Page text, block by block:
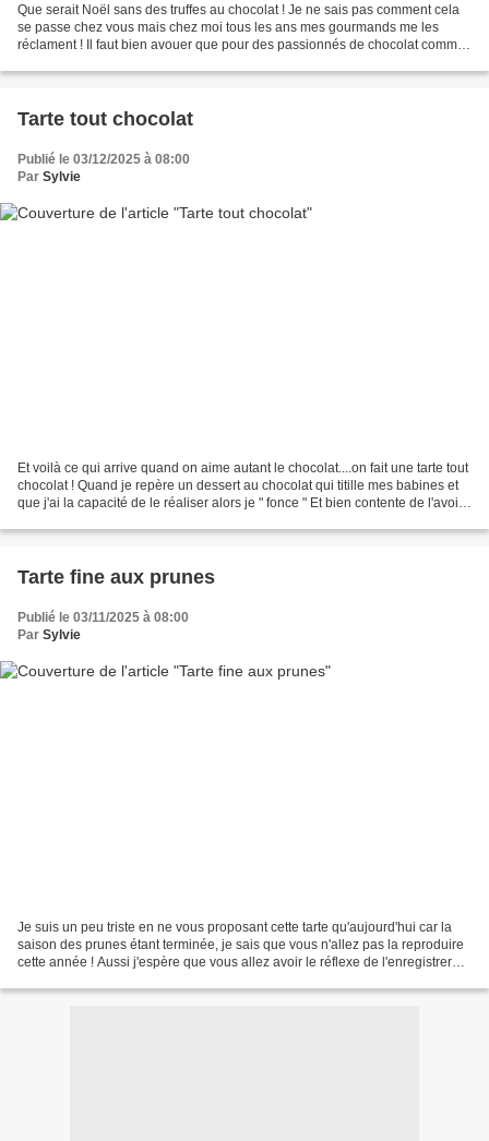
Que serait Noël sans des truffes au chocolat ! Je ne sais pas comment cela
se passe chez vous mais chez moi tous les ans mes gourmands me les
réclament ! Il faut bien avouer que pour des passionnés de chocolat comme
Tarte tout chocolat
Publié le 03/12/2025 à 08:00
Par Sylvie
Et voilà ce qui arrive quand on aime autant le chocolat....on fait une tarte tout
chocolat ! Quand je repère un dessert au chocolat qui titille mes babines et
que j'ai la capacité de le réaliser alors je " fonce " Et bien contente de l'avoir
Tarte fine aux prunes
Publié le 03/11/2025 à 08:00
Par Sylvie
Je suis un peu triste en ne vous proposant cette tarte qu'aujourd'hui car la
saison des prunes étant terminée, je sais que vous n'allez pas la reproduire
cette année ! Aussi j'espère que vous allez avoir le réflexe de l'enregistrer